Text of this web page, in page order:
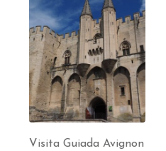
Visita Guiada Avignon